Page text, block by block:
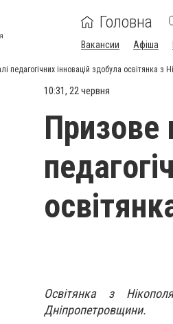
Головна
Вакансии Афіша
педагогічних інновацій здобула освітянка з
10:31, 22 червня
Призове
Освітянка з
Дніпропетровщини.